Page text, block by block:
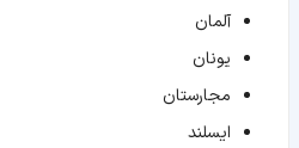
آلمان
یونان
مجارستان
ایسلند